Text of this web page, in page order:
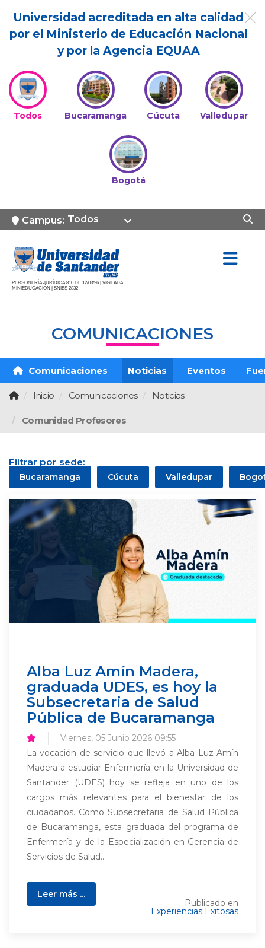
Universidad acreditada en alta calidad
por el Ministerio de Educación Nacional
y por la Agencia EQUAA
Todos Bucaramanga Cúcuta Valledupar
Bogotá
Campus: Todos
PERSONERÍA JURÍDICA 810 DE 12/03/96 | VIGILADA
MINIEDUCACIÓN | SNIES 2832
COMUNICACIONES
Comunicaciones Noticias Eventos
Inicio Comunicaciones Noticias
Comunidad Profesores
Filtrar por sede:
Bucaramanga Cúcuta Valledupar
Alba Luz Amín Madera,
graduada UDES, es hoy la
Subsecretaria de Salud
Pública de Bucaramanga
Viernes, 05 Junio 2026 09:55
La vocación de servicio que llevó a Alba Luz Amín
Madera a estudiar Enfermería en la Universidad de
Santander (UDES) hoy se refleja en uno de los
cargos más relevantes para el bienestar de los
ciudadanos. Como Subsecretaria de Salud Pública
de Bucaramanga, esta graduada del programa de
Enfermería y de la Especialización en Gerencia de
Servicios de Salud...
Leer más ...
Publicado en
Experiencias Exitosas